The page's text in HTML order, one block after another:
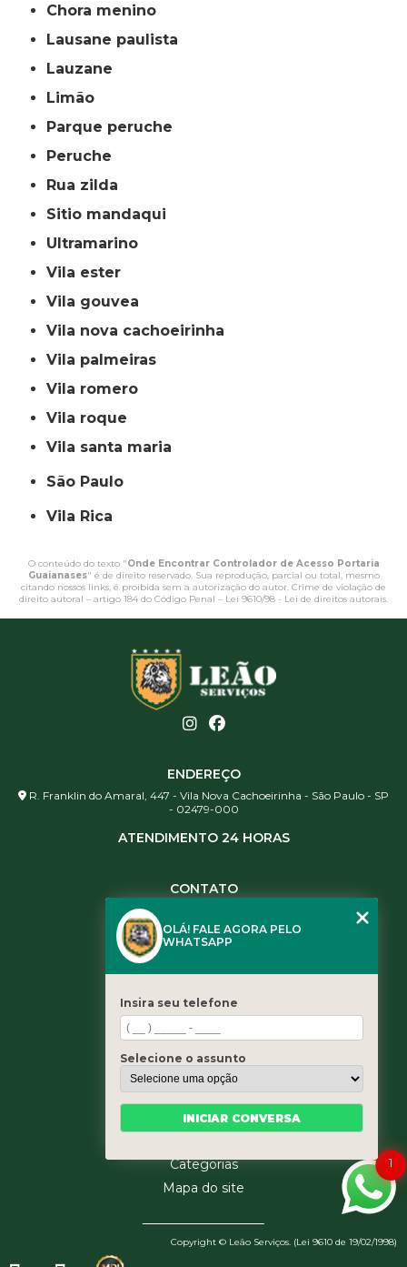
chora menino
lausane paulista
lauzane
limão
parque peruche
peruche
rua zilda
sitio mandaqui
ultramarino
vila ester
vila gouvea
vila nova cachoeirinha
vila palmeiras
vila romero
vila roque
vila santa maria
São Paulo
Vila Rica
O conteúdo do texto "Onde Encontrar Controlador de Acesso Portaria
Guaianases" é de direito reservado. Sua reprodução, parcial ou total, mesmo
citando nossos links, é proibida sem a autorização do autor. Crime de violação de
direito autoral – artigo 184 do Código Penal – Lei 9610/98 - Lei de direitos autorais.
ENDEREÇO
R. Franklin do Amaral, 447 - Vila Nova Cachoeirinha - São Paulo - SP
- 02479-000
ATENDIMENTO 24 HORAS
CONTATO
(11) 3461-5871
contato@leaoservicos.com.br
Home
Quem somos
Serviços
Blog
Categorias
Mapa do site
Copyright © Leão Serviços. (Lei 9610 de 19/02/1998)
1
OLÁ! FALE AGORA PELO
WHATSAPP
Insira seu telefone
Selecione o assunto
INICIAR CONVERSA